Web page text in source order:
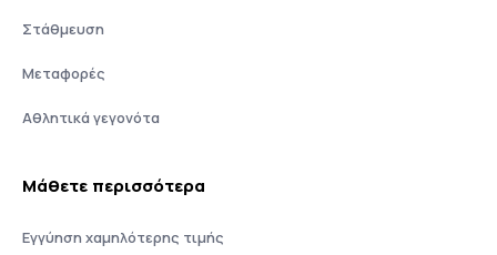
Στάθμευση
Μεταφορές
Αθλητικά γεγονότα
Μάθετε περισσότερα
Εγγύηση χαμηλότερης τιμής